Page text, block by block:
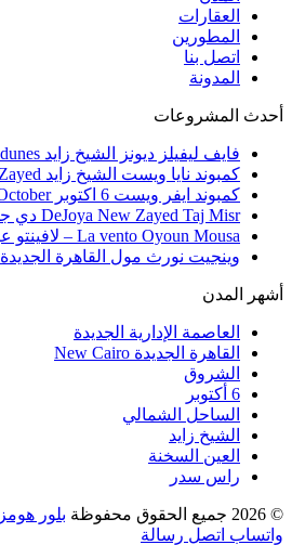
العقارات
المطورين
اتصل بنا
المدونة
أحدث المشروعات
فايف ليفيلز ديونز الشيخ زايد V.Levels dunes
كمبوند نايا ويست الشيخ زايد Naia West New Zayed
كمبوند ايفر ويست 6 اكتوبر Ever West 6 October
DeJoya New Zayed Taj Misr دي جويا نيو زايد تاج مصر
La vento Oyoun Mousa – لافينتو عيون موسي
وينجيت نورث مول القاهرة الجديدة WinGate North 90st
أشهر المدن
العاصمة الإدارية الجديدة
القاهرة الجديدة New Cairo
الشروق
6 أكتوبر
الساحل الشمالي
الشيخ زايد
العين السخنة
راس سدر
© 2026 جميع الحقوق محفوظة
بلور هومز
واتساب اتصل رسالة